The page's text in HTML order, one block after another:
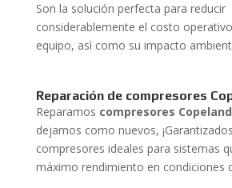
Son la solución perfecta para reducir
considerablemente el costo
equipo, asì como su impacto
Reparaciónde compresores
Reparamos compresores Copeland
dejamos como nuevos,
compresores ideales para sistemas
máximo rendimiento en condiciones